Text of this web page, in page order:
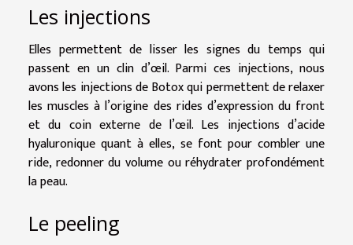
Les injections
Elles permettent de lisser les signes du temps qui
passent en un clin d’œil. Parmi ces injections, nous
avons les injections de Botox qui permettent de relaxer
les muscles à l’origine des rides d’expression du front
et du coin externe de l’œil. Les injections d’acide
hyaluronique quant à elles, se font pour combler une
ride, redonner du volume ou réhydrater profondément
la peau.
Le peeling